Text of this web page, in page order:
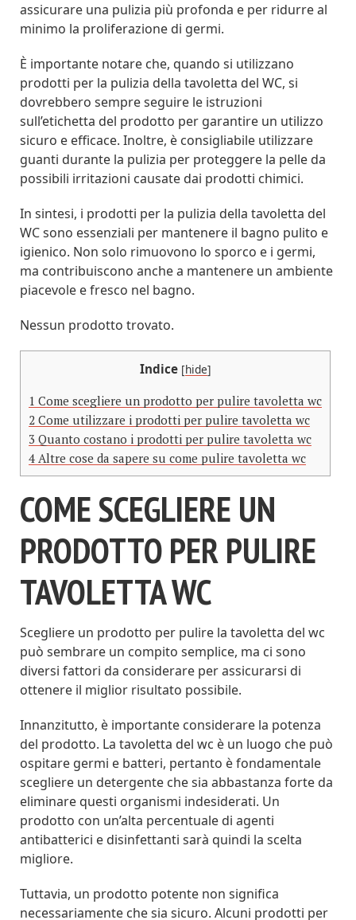
assicurare una pulizia più profonda e per ridurre al
minimo la proliferazione di germi.
È importante notare che, quando si utilizzano
prodotti per la pulizia della tavoletta del WC, si
dovrebbero sempre seguire le istruzioni
sull’etichetta del prodotto per garantire un utilizzo
sicuro e efficace. Inoltre, è consigliabile utilizzare
guanti durante la pulizia per proteggere la pelle da
possibili irritazioni causate dai prodotti chimici.
In sintesi, i prodotti per la pulizia della tavoletta del
WC sono essenziali per mantenere il bagno pulito e
igienico. Non solo rimuovono lo sporco e i germi,
ma contribuiscono anche a mantenere un ambiente
piacevole e fresco nel bagno.
Nessun prodotto trovato.
Indice [hide]
1 Come scegliere un prodotto per pulire tavoletta wc
2 Come utilizzare i prodotti per pulire tavoletta wc
3 Quanto costano i prodotti per pulire tavoletta wc
4 Altre cose da sapere su come pulire tavoletta wc
COME SCEGLIERE UN
PRODOTTO PER PULIRE
TAVOLETTA WC
Scegliere un prodotto per pulire la tavoletta del wc
può sembrare un compito semplice, ma ci sono
diversi fattori da considerare per assicurarsi di
ottenere il miglior risultato possibile.
Innanzitutto, è importante considerare la potenza
del prodotto. La tavoletta del wc è un luogo che può
ospitare germi e batteri, pertanto è fondamentale
scegliere un detergente che sia abbastanza forte da
eliminare questi organismi indesiderati. Un
prodotto con un’alta percentuale di agenti
antibatterici e disinfettanti sarà quindi la scelta
migliore.
Tuttavia, un prodotto potente non significa
necessariamente che sia sicuro. Alcuni prodotti per